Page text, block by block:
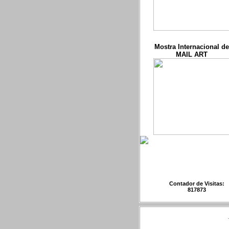
Mostra Internacional de
MAIL ART
Contador de Visitas:
817873